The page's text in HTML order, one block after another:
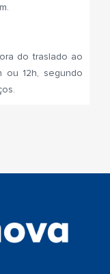
do traslado ao
ou 12h, segundo